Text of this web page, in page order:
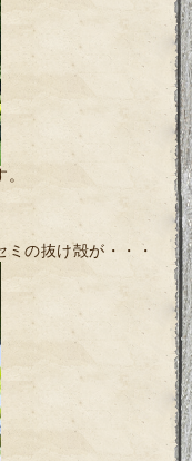
の抜け殻が・・・